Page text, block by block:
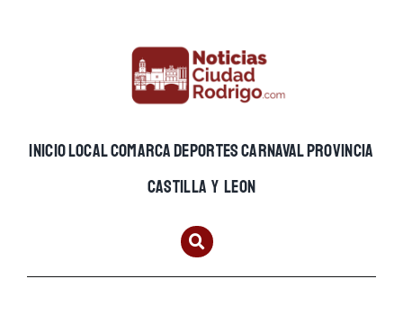
INICIOLOCALCOMARCADEPORTESCARNAVALPROVINCIA
CASTILLA Y LEON